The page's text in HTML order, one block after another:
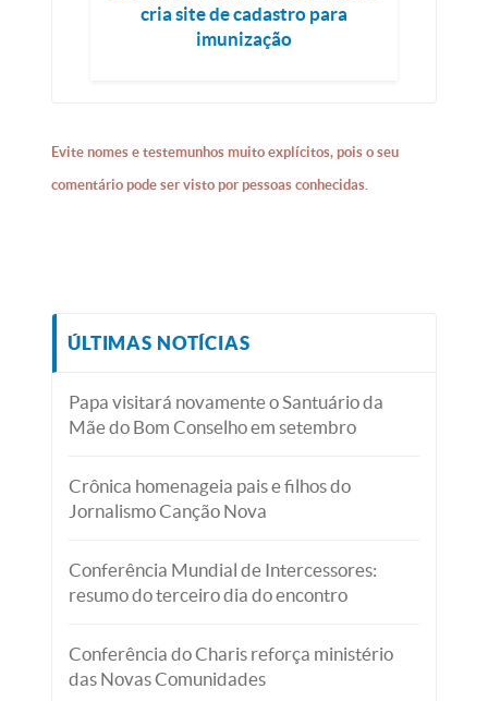
cria site de cadastro para
imunização
Evite nomes e testemunhos muito explícitos, pois o seu
comentário pode ser visto por pessoas conhecidas.
ÚLTIMAS NOTÍCIAS
Papa visitará novamente o Santuário da
Mãe do Bom Conselho em setembro
Crônica homenageia pais e filhos do
Jornalismo Canção Nova
Conferência Mundial de Intercessores:
resumo do terceiro dia do encontro
Conferência do Charis reforça ministério
das Novas Comunidades